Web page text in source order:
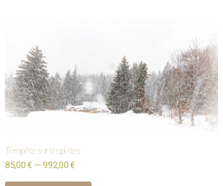
Tempête sur les pistes
85,00 € — 992,00 €